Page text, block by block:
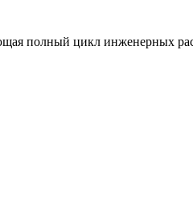
полный цикл инженерных